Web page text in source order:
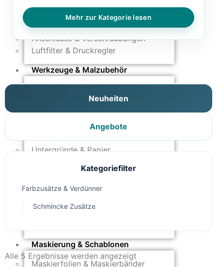
Kompressoren
Schläuche & Kupplungen
Anschlüsse & Verschraubungen
Luftfilter & Druckregler
Werkzeuge & Malzubehör
Pinstriping & Linienführung
Radierer & Schneidewerkzeuge
Plotter & Zubehör
Modellbau-Zubehör
Untergründe & Papier
Oberflächenvorbereitung &
Maskierung & Schablonen
Maskierfolien & Maskierbänder
Mehr zur Kategorie lesen
Neuheiten
Angebote
Kategoriefilter
Farbzusätze & Verdünner
Schmincke Zusätze
Alle 5 Ergebnisse werden angezeigt